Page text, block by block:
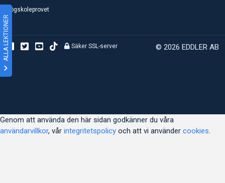
ALLA LEKTIONER
Högskoleprovet
© 2026 EDDLER AB
Säker SSL-server
Genom att använda den här sidan godkänner du våra
användarvillkor, vår integritetspolicy och att vi använder cookies.